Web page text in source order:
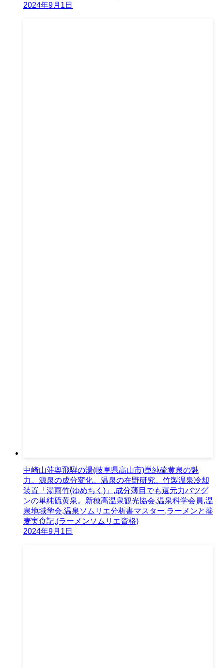
2024年9月1日
中崎山荘奥飛騨の湯(岐阜県高山市)単純硫黄泉の魅
力。源泉の成分変化。温泉の在野研究。竹製温泉冷却
装置「湯雨竹(ゆめちく)」,成分薄目でも還元力バツグ
ンの単純硫黄泉。新穂高温泉観光協会,温泉科学会員,温
泉地域学会,温泉ソムリエ分析書マスター,ラーメンと蕎
麦実食記,(ラーメンソムリエ資格)
2024年9月1日